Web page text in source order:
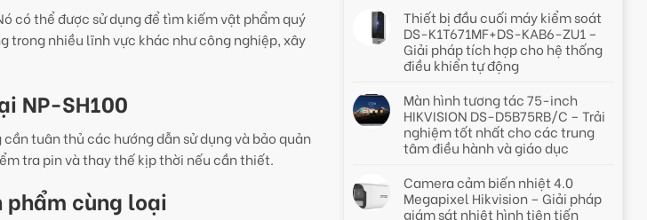
có thể được sử dụng để tìm kiếm vật phẩm quý
trong nhiều lĩnh vực khác như công nghiệp, xây
NP-SH100
tuân thủ các hướng dẫn sử dụng và bảo quản
tra pin và thay thế kịp thời nếu cần thiết.
phẩm cùng loại
Thiết bị đầu cuối máy kiểm soát
DS-K1T671MF+DS-KAB6-ZU1 –
Giải pháp tích hợp cho hệ thống
điều khiển tự động
Màn hình tương tác 75-inch
HIKVISION DS-D5B75RB/C – Trải
nghiệm tốt nhất cho các trung
tâm điều hành và giáo dục
Camera cảm biến nhiệt 4.0
Megapixel Hikvision – Giải pháp
giám sát nhiệt hình tiên tiến